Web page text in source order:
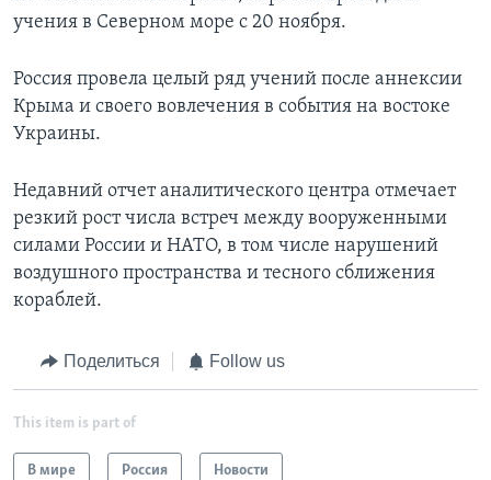
учения в Северном море с 20 ноября.
Россия провела целый ряд учений после аннексии
Крыма и своего вовлечения в события на востоке
Украины.
Недавний отчет аналитического центра отмечает
резкий рост числа встреч между вооруженными
силами России и НАТО, в том числе нарушений
воздушного пространства и тесного сближения
кораблей.
Поделиться Follow us
This item is part of
В мире Россия Новости